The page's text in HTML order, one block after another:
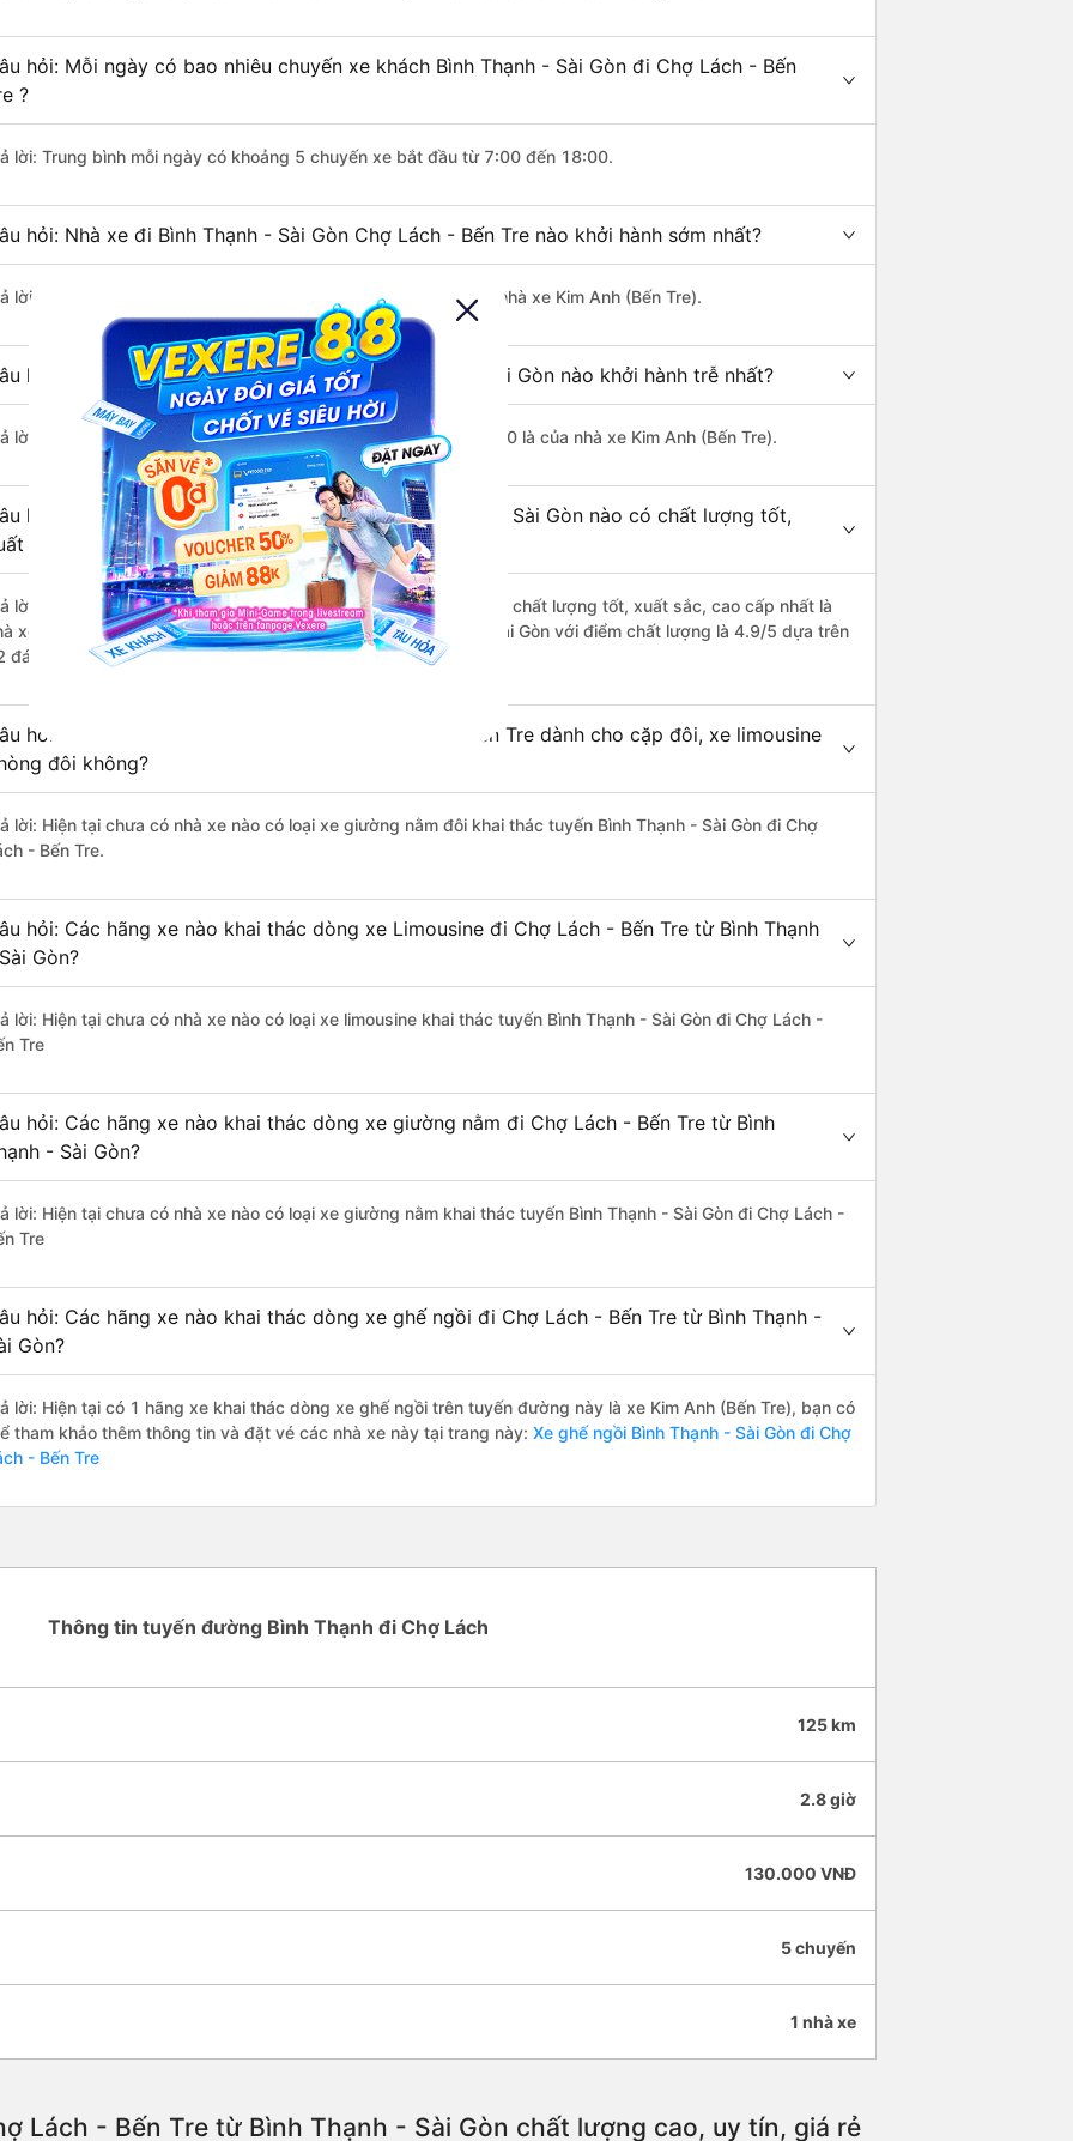
hỏi: Mỗi ngày có bao nhiêu chuyến xe khách Bình Thạnh - Sài Gòn đi Chợ Lách - Bến
?
lời: Trung bình mỗi ngày có khoảng 5 chuyến xe bắt đầu từ 7:00 đến 18:00.
hỏi: Nhà xe đi Bình Thạnh - Sài Gòn Chợ Lách - Bến Tre nào khởi hành sớm nhất?
lời: Chuyến xe có giờ xuất phát sớm nhất vào lúc 7:00 là của nhà xe Kim Anh (Bến Tre).
hỏi: Nhà xe đi Chợ Lách - Bến Tre từ Bình Thạnh - Sài Gòn nào khởi hành trễ nhất?
lời: Chuyến xe có giờ xuất phát trễ (muộn) nhất là vào lúc 18:00 là của nhà xe Kim Anh (Bến Tre).
hỏi: Review xe đi Chợ Lách - Bến Tre từ Bình Thạnh - Sài Gòn nào có chất lượng tốt,
sắc, cao cấp nhất?
lời: Những hãng xe đi Bình Thạnh - Sài Gòn Chợ Lách - Bến Tre chất lượng tốt, xuất sắc, cao cấp nhất là
xe Kim Anh (Bến Tre) đi Chợ Lách - Bến Tre từ Bình Thạnh - Sài Gòn với điểm chất lượng là 4.9/5 dựa trên
đánh giá của khách hàng).
hỏi: Có loại xe Bình Thạnh - Sài Gòn Chợ Lách - Bến Tre dành cho cặp đôi, xe limousine
đôi không?
lời: Hiện tại chưa có nhà xe nào có loại xe giường nằm đôi khai thác tuyến Bình Thạnh - Sài Gòn đi Chợ
- Bến Tre.
hỏi: Các hãng xe nào khai thác dòng xe Limousine đi Chợ Lách - Bến Tre từ Bình Thạnh
Gòn?
lời: Hiện tại chưa có nhà xe nào có loại xe limousine khai thác tuyến Bình Thạnh - Sài Gòn đi Chợ Lách -
Tre
hỏi: Các hãng xe nào khai thác dòng xe giường nằm đi Chợ Lách - Bến Tre từ Bình
- Sài Gòn?
lời: Hiện tại chưa có nhà xe nào có loại xe giường nằm khai thác tuyến Bình Thạnh - Sài Gòn đi Chợ Lách -
Tre
hỏi: Các hãng xe nào khai thác dòng xe ghế ngồi đi Chợ Lách - Bến Tre từ Bình Thạnh -
Gòn?
lời: Hiện tại có 1 hãng xe khai thác dòng xe ghế ngồi trên tuyến đường này là xe Kim Anh (Bến Tre), bạn có
tham khảo thêm thông tin và đặt vé các nhà xe này tại trang này: Xe ghế ngồi Bình Thạnh - Sài Gòn đi Chợ
- Bến Tre
Thông tin tuyến đường Bình Thạnh đi Chợ Lách
125 km
2.8 giờ
130.000 VNĐ
5 chuyến
1 nhà xe
Lách - Bến Tre từ Bình Thạnh - Sài Gòn chất lượng cao, uy tín, giá rẻ